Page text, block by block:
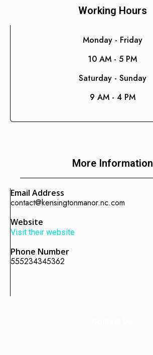
Consultoría de Gestión
Manufactura y Producción
Comunicación y Entretenimiento
Energía y Servicios Públicos
Working Hours
Monday - Friday
10 AM - 5 PM
Saturday - Sunday
9 AM - 4 PM
More Information
Email Address
contact@kensingtonmanor.nc.com
Website
Visit their website
Phone Number
555234345362